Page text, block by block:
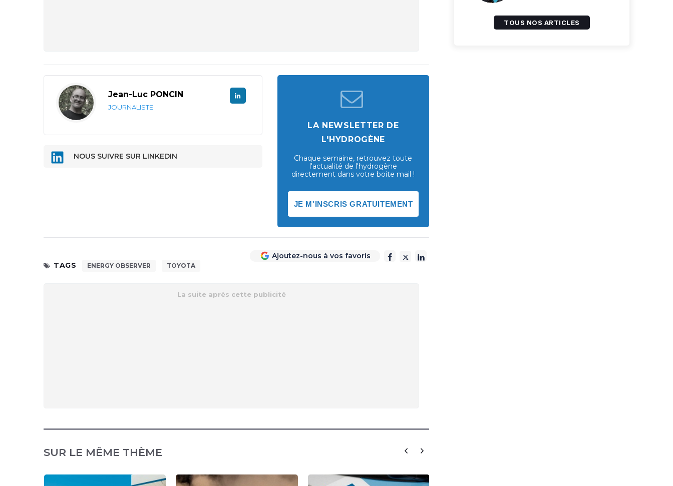
Jean-Luc PONCIN
JOURNALISTE
NOUS SUIVRE SUR LINKEDIN
LA NEWSLETTER DE
L'HYDROGÈNE
Chaque semaine, retrouvez toute
l'actualité de l'hydrogène
directement dans votre boite mail !
JE M'INSCRIS GRATUITEMENT
Ajoutez-nous à vos favoris
TAGS
ENERGY OBSERVER TOYOTA
SUR LE MÊME THÈME
TOUS NOS ARTICLES